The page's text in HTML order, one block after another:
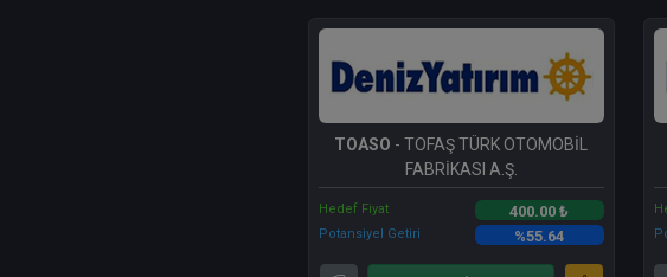
TOASO - TOFAŞ TÜRK OTOMOBİL
FABRİKASI A.Ş.
Hedef Fiyat 400.00 ₺
Potansiyel Getiri %55.64